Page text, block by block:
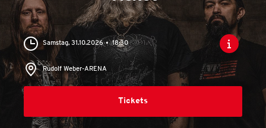
Samstag, 31.10.2026 18:30
Rudolf Weber-ARENA
Tickets